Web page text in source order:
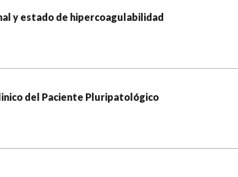
y estado de hipercoagulabilidad
del Paciente Pluripatológico